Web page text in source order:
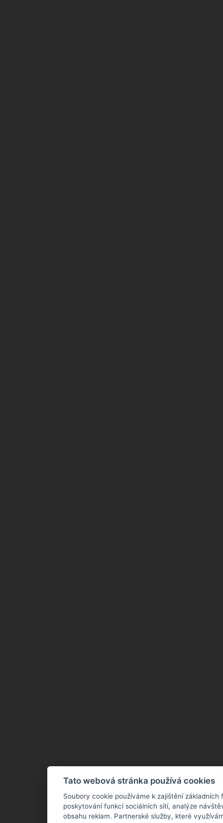
Tato webová stránka používá cookies
Soubory cookie používáme k zajištění základních
poskytování funkcí sociálních sítí, analýze
obsahu reklam. Partnerské služby, které